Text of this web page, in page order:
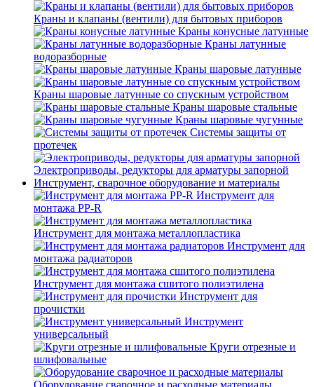
Краны и клапаны (вентили) для бытовых приборов
Краны конусные латунные
Краны латунные
водоразборные
Краны шаровые латунные
Краны шаровые латунные со спускным устройством
Краны шаровые стальные
Краны шаровые чугунные
Системы защиты от
протечек
Электроприводы, редукторы для арматуры запорной
Инструмент, сварочное оборудование и материалы
Инструмент для
монтажа PP-R
Инструмент для монтажа металлопластика
Инструмент для
монтажа радиаторов
Инструмент для монтажа сшитого полиэтилена
Инструмент для
прочистки
Инструмент
универсальный
Круги отрезные и
шлифовальные
Оборудование сварочное и расходные материалы